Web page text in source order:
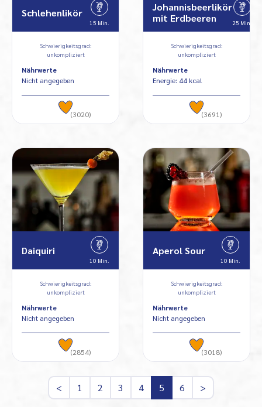
Schlehenlikör
15 Min.
Schwierigkeitsgrad:
unkompliziert
Nährwerte
Nicht angegeben
(3020)
Johannisbeerlikör
mit Erdbeeren
25 Min.
Schwierigkeitsgrad:
unkompliziert
Nährwerte
Energie: 44 kcal
(3691)
Daiquiri
10 Min.
Schwierigkeitsgrad:
unkompliziert
Nährwerte
Nicht angegeben
(2854)
Aperol Sour
10 Min.
Schwierigkeitsgrad:
unkompliziert
Nährwerte
Nicht angegeben
(3018)
< 1 2 3 4 5 6 >